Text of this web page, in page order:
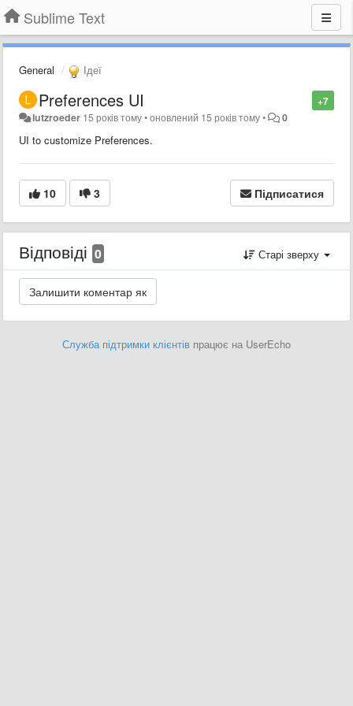
Sublime Text
General Ідеї
+7
Preferences UI
lutzroeder 15 років тому•оновлений 15 років тому• 0
UI to customize Preferences.
10 3 Підписатися
Відповіді 0 Старі зверху
Служба підтримки клієнтів працює на UserEcho